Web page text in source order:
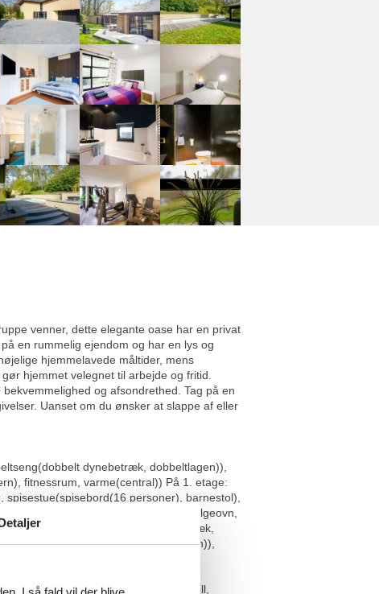
venner, dette elegante oase har en privat
en rummelig ejendom og har en lys og
hjemmelavede måltider, mens
hjemmet velegnet til arbejde og fritid.
og afsondrethed. Tag på en
Uanset om du ønsker at slappe af eller
dynebetræk, dobbeltlagen)),
fitnessrum, varme(central)) På 1. etage:
personer), barnestol),
2x ovn(grill-ovn), mikrobølgeovn,
soveværelse(enkeltseng(dynebetræk,
dynebetræk, dobbeltlagen)),
2x håndvask, føntørrer),
sanitært rum(toilet), møder,
have), havemøbler, solstole, grill,